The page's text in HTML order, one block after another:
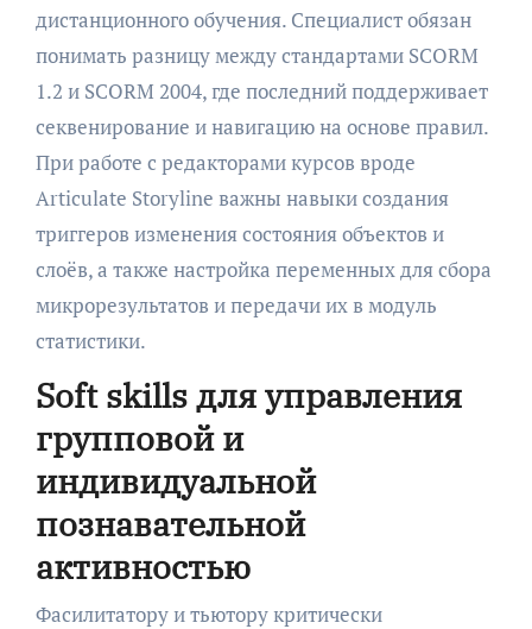
дистанционного обучения. Специалист обязан
понимать разницу между стандартами SCORM
1.2 и SCORM 2004, где последний поддерживает
секвенирование и навигацию на основе правил.
При работе с редакторами курсов вроде
Articulate Storyline важны навыки создания
триггеров изменения состояния объектов и
слоёв, а также настройка переменных для сбора
микрорезультатов и передачи их в модуль
статистики.
Soft skills для управления
групповой и
индивидуальной
познавательной
активностью
Фасилитатору и тьютору критически